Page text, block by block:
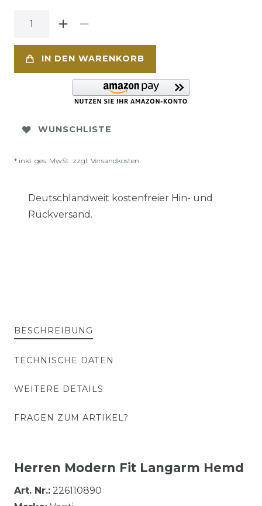
IN DEN WARENKORB
WUNSCHLISTE
* inkl. ges. MwSt. zzgl. Versandkosten
Deutschlandweit kostenfreier Hin- und
Rückversand.
BESCHREIBUNG
TECHNISCHE DATEN
WEITERE DETAILS
FRAGEN ZUM ARTIKEL?
Herren Modern Fit Langarm Hemd
Art. Nr.: 226110890